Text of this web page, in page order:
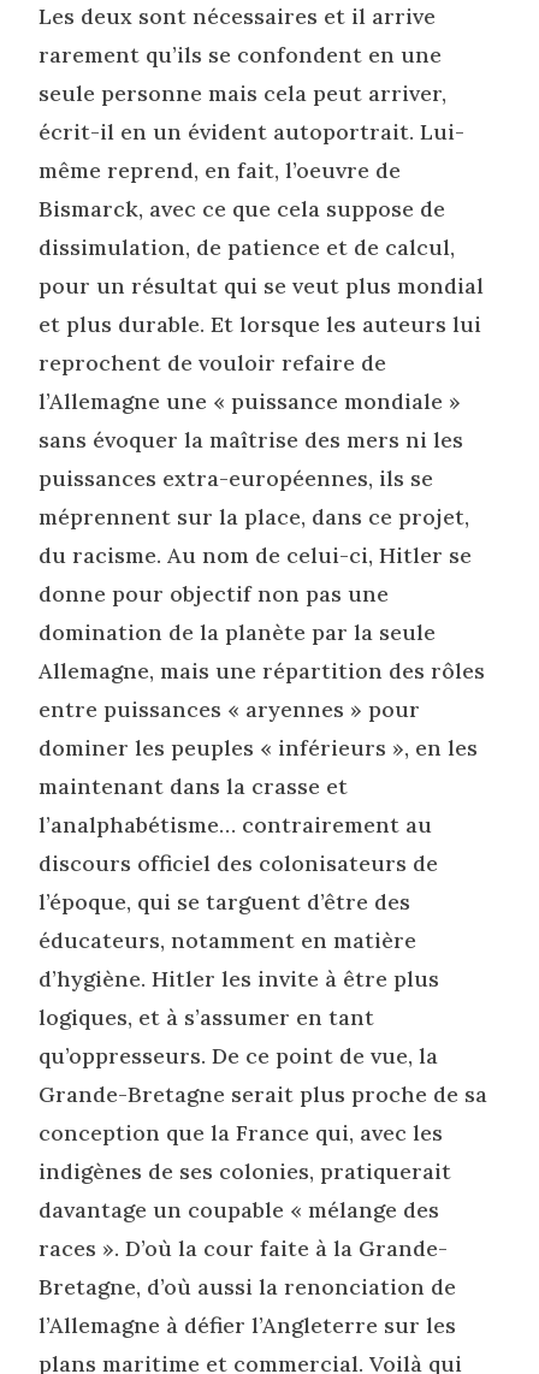
Les deux sont nécessaires et il arrive
rarement qu’ils se confondent en une
seule personne mais cela peut arriver,
écrit-il en un évident autoportrait. Lui-
même reprend, en fait, l’oeuvre de
Bismarck, avec ce que cela suppose de
dissimulation, de patience et de calcul,
pour un résultat qui se veut plus mondial
et plus durable. Et lorsque les auteurs lui
reprochent de vouloir refaire de
l’Allemagne une « puissance mondiale »
sans évoquer la maîtrise des mers ni les
puissances extra-européennes, ils se
méprennent sur la place, dans ce projet,
du racisme. Au nom de celui-ci, Hitler se
donne pour objectif non pas une
domination de la planète par la seule
Allemagne, mais une répartition des rôles
entre puissances « aryennes » pour
dominer les peuples « inférieurs », en les
maintenant dans la crasse et
l’analphabétisme… contrairement au
discours officiel des colonisateurs de
l’époque, qui se targuent d’être des
éducateurs, notamment en matière
d’hygiène. Hitler les invite à être plus
logiques, et à s’assumer en tant
qu’oppresseurs. De ce point de vue, la
Grande-Bretagne serait plus proche de sa
conception que la France qui, avec les
indigènes de ses colonies, pratiquerait
davantage un coupable « mélange des
races ». D’où la cour faite à la Grande-
Bretagne, d’où aussi la renonciation de
l’Allemagne à défier l’Angleterre sur les
plans maritime et commercial. Voilà qui